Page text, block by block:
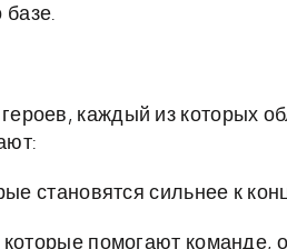
базе.
каждый из которых
становятся сильнее к
которые помогают команде,